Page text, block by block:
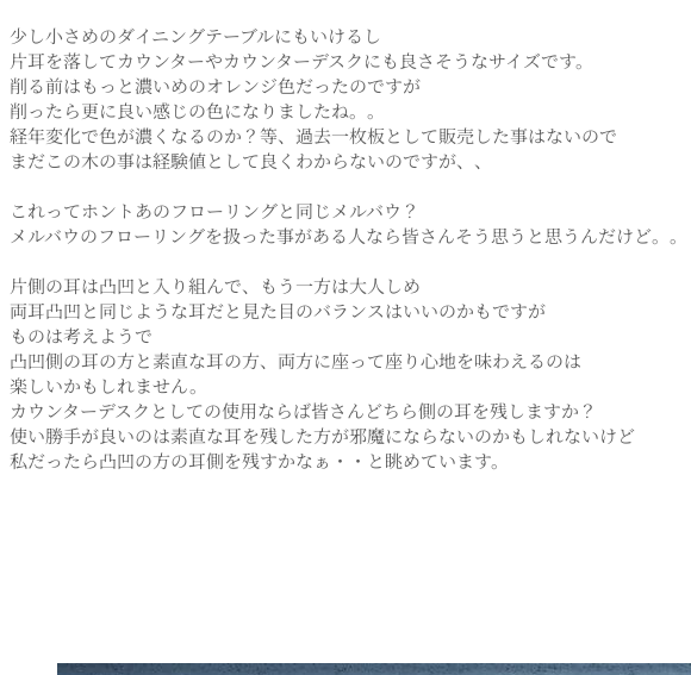
少し小さめのダイニングテーブルにもいけるし
片耳を落してカウンターやカウンターデスクにも良さそうなサイズです。
削る前はもっと濃いめのオレンジ色だったのですが
削ったら更に良い感じの色になりましたね。。
経年変化で色が濃くなるのか？等、過去一枚板として販売した事はないので
まだこの木の事は経験値として良くわからないのですが、、
これってホントあのフローリングと同じメルバウ？
メルバウのフローリングを扱った事がある人なら皆さんそう思うと思うんだけど。。
片側の耳は凸凹と入り組んで、もう一方は大人しめ
両耳凸凹と同じような耳だと見た目のバランスはいいのかもですが
ものは考えようで
凸凹側の耳の方と素直な耳の方、両方に座って座り心地を味わえるのは
楽しいかもしれません。
カウンターデスクとしての使用ならば皆さんどちら側の耳を残しますか？
使い勝手が良いのは素直な耳を残した方が邪魔にならないのかもしれないけど
私だったら凸凹の方の耳側を残すかなぁ・・と眺めています。